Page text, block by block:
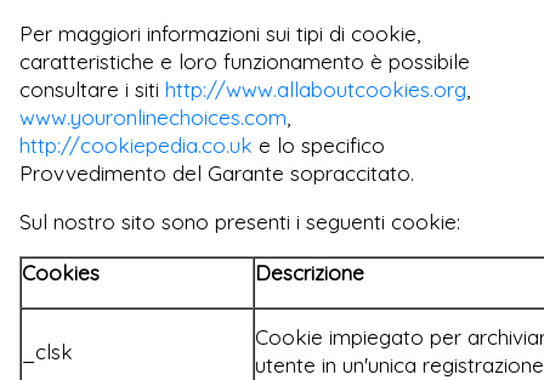
Per maggiori informazioni sui tipi di cookie,
caratteristiche e loro funzionamento è possibile
consultare i siti http://www.allaboutcookies.org
www.youronlinechoices.com
http://cookiepedia.co.uk e lo specifico
Provvedimento del Garante sopraccitato.
Sul nostro sito sono presenti i seguenti cookie:
Cookies
Descrizione
_clsk
Cookie impiegato per
utente in un'unica